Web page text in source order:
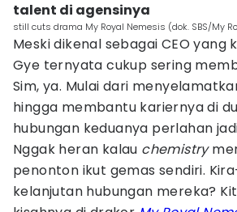
talent di agensinya
still cuts drama My Royal Nemesis (dok. SBS/My
Meski dikenal sebagai CEO yang
Gye ternyata cukup sering
Sim, ya. Mulai dari
hingga membantu kariernya di
hubungan keduanya perlahan
Nggak heran kalau chemistry
penonton ikut gemas sendiri.
kelanjutan hubungan mereka?